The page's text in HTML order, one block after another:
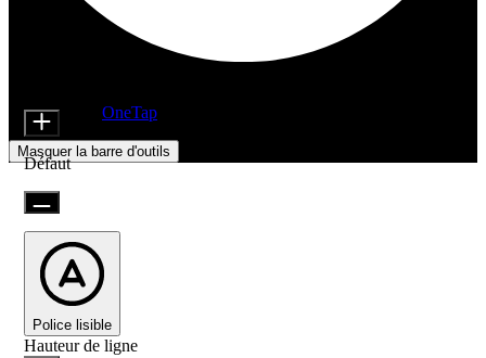
Alimenté par OneTap
Masquer la barre d'outils
Défaut
Police lisible
Hauteur de ligne